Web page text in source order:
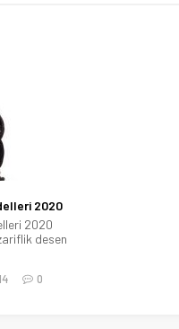
2020
2020
desen
0